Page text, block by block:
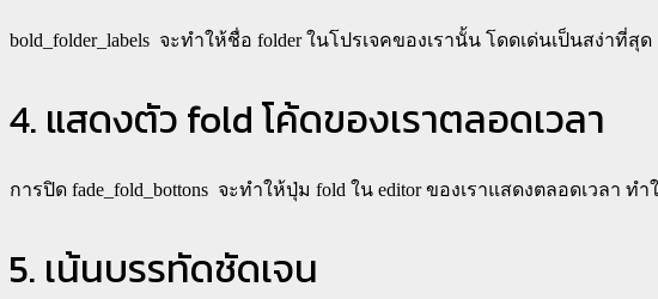
bold_folder_labels จะทำให้ชื่อ folder ในโปรเจคของเรานั้น โดดเด่นเป็นสง่าที่สุด
4. แสดงตัว fold โค้ดของเราตลอดเวลา
การปิด fade_fold_bottons จะทำให้ปุ่ม fold ใน editor ของเราแสดงตลอดเวลา ท
5. เน้นบรรทัดชัดเจน